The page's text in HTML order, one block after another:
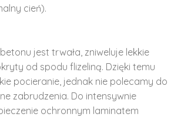
cień).
jest trwała, zniweluje lekkie
od spodu flizeliną. Dzięki temu
pocieranie, jednak nie polecamy do
zabrudzenia. Do intensywnie
ochronnym laminatem